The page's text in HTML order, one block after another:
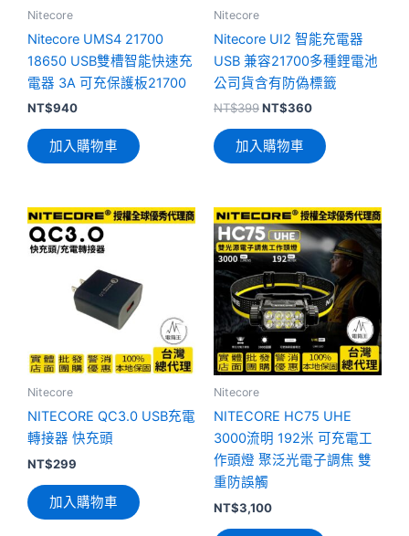
Nitecore
Nitecore UMS4 21700
18650 USB雙槽智能快速充
電器 3A 可充保護板21700
NT$940
加入購物車
Nitecore
Nitecore UI2 智能充電器
USB 兼容21700多種鋰電池
公司貨含有防偽標籤
NT$399NT$360
加入購物車
Nitecore
NITECORE QC3.0 USB充電
轉接器 快充頭
NT$299
加入購物車
Nitecore
NITECORE HC75 UHE
3000流明 192米 可充電工
作頭燈 聚泛光電子調焦 雙
重防誤觸
NT$3,100